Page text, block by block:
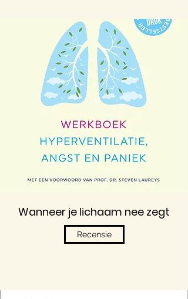
Wanneer je lichaam nee zegt
Recensie